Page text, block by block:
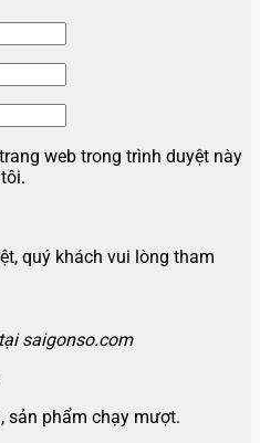
web trong trình duyệt này
quý khách vui lòng tham
saigonso.com
sản phẩm chạy mượt.